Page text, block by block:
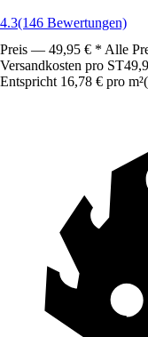
4.3(146 Bewertungen)
Preis — 49,95 € * Alle
Versandkosten pro ST
Entspricht 16,78 € pro m²(